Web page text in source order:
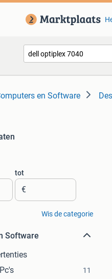
en Software
tot
€
Wis de categorie
Software
11